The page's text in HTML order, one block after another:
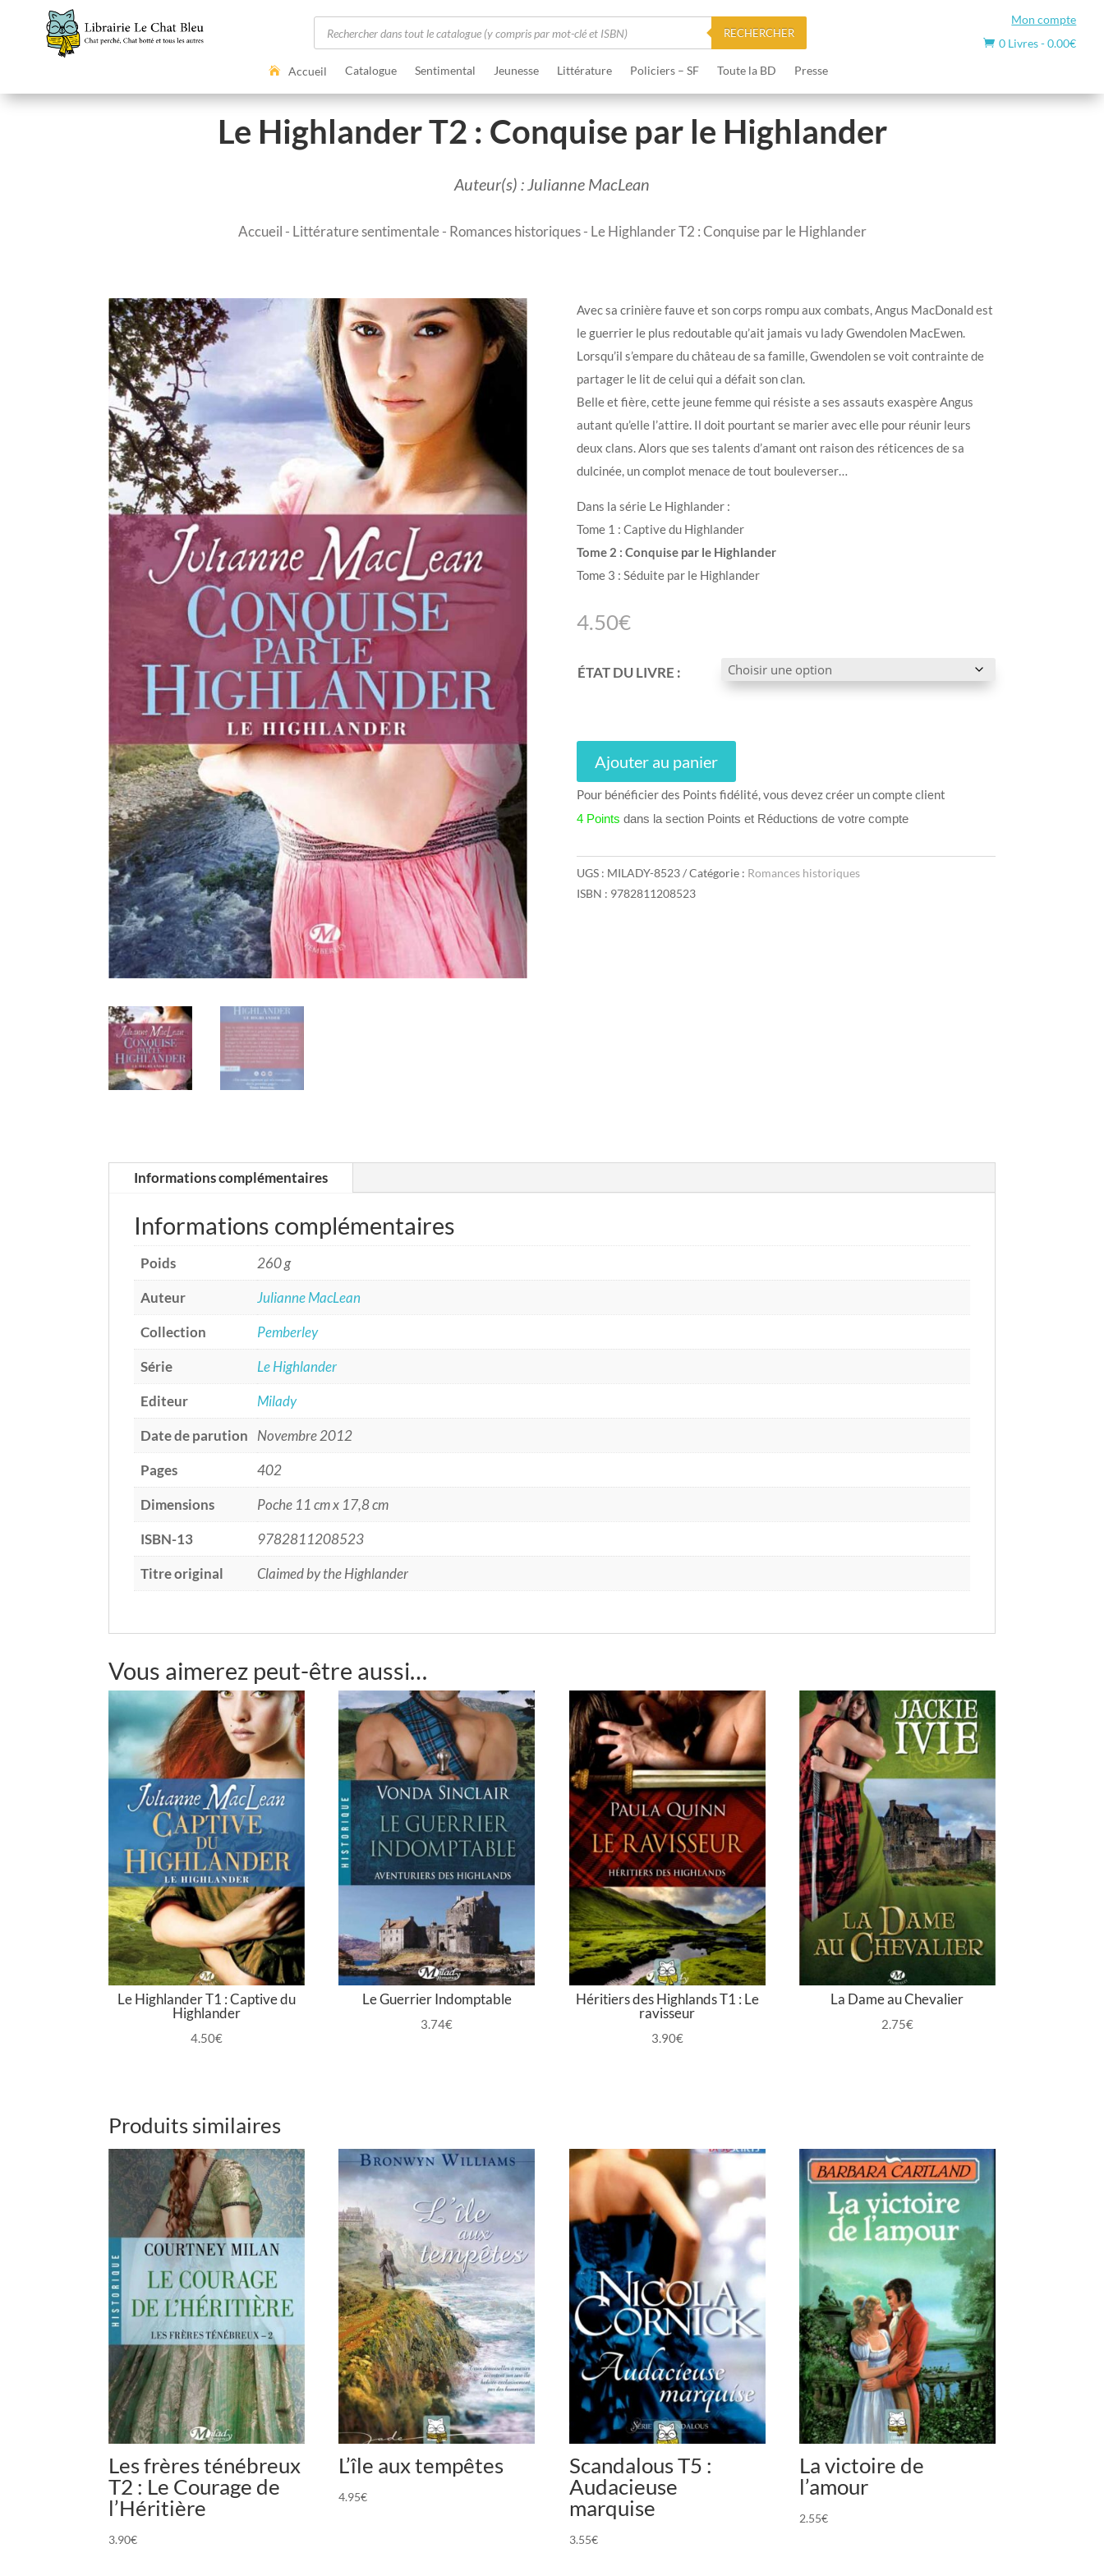
Recherche
de
produits
RECHERCHER
Mon compte
 0 Livres-0.00€
Accueil
Catalogue Sentimental Jeunesse Littérature Policiers – SF Toute la BD Presse
Le Highlander T2 : Conquise par le Highlander
Auteur(s) : Julianne MacLean
Accueil - Littérature sentimentale- Romances historiques- Le Highlander T2 : Conquise par le Highlander
Avec sa crinière fauve et son corps rompu aux combats, Angus MacDonald est
le guerrier le plus redoutable qu’ait jamais vu lady Gwendolen MacEwen.
Lorsqu’il s’empare du château de sa famille, Gwendolen se voit contrainte de
partager le lit de celui qui a défait son clan.
Belle et fière, cette jeune femme qui résiste a ses assauts exaspère Angus
autant qu’elle l’attire. Il doit pourtant se marier avec elle pour réunir leurs
deux clans. Alors que ses talents d’amant ont raison des réticences de sa
dulcinée, un complot menace de tout bouleverser…
Dans la série Le Highlander :
Tome 1 : Captive du Highlander
Tome 2 : Conquise par le Highlander
Tome 3 : Séduite par le Highlander
4.50€
ÉTAT DU LIVRE :
Ajouter au panier
Pour bénéficier des Points fidélité, vous devez créer un compte client
4 Points dans la section Points et Réductions de votre compte
UGS : MILADY-8523 Catégorie : Romances historiques
ISBN : 9782811208523
Informations complémentaires
Informations complémentaires
Poids
260 g
Auteur
Julianne MacLean
Collection
Pemberley
Série
Le Highlander
Editeur
Milady
Date de parution
Novembre 2012
Pages
402
Dimensions
Poche 11 cm x 17,8 cm
ISBN-13
9782811208523
Titre original
Claimed by the Highlander
Vous aimerez peut-être aussi…
Le Highlander T1 : Captive du
Highlander
4.50€
Le Guerrier Indomptable
3.74€
Héritiers des Highlands T1 : Le
ravisseur
3.90€
La Dame au Chevalier
2.75€
Produits similaires
Les frères ténébreux
T2 : Le Courage de
l’Héritière
3.90€
L’île aux tempêtes
4.95€
Scandalous T5 :
Audacieuse
marquise
3.55€
La victoire de
l’amour
2.55€